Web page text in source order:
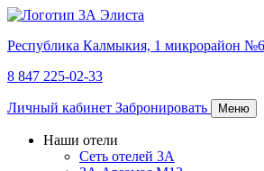
Республика Калмыкия, 1 микрорайон
8 847 225-02-33
Личный кабинет Забронировать Меню
Наши отели
Сеть отелей 3А